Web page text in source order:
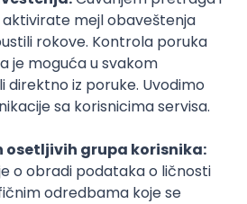
komentar
slični tekstovi